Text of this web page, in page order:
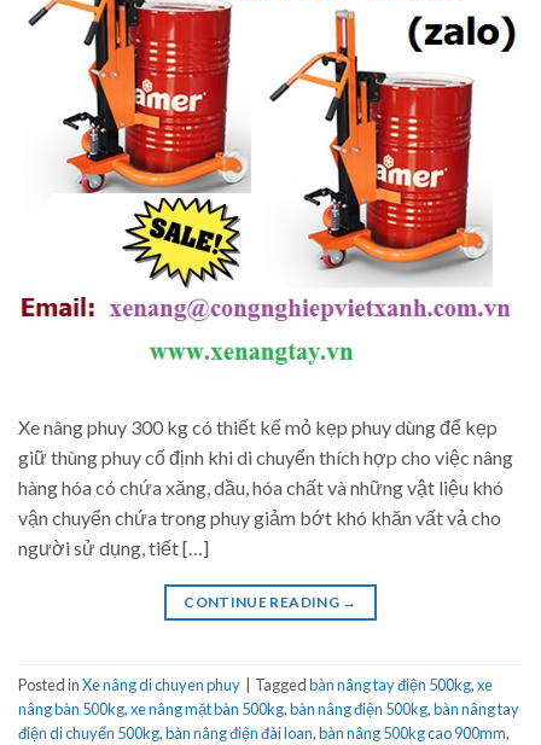
Xe nâng phuy 300 kg có thiết kế mỏ kẹp phuy dùng để kẹp
giữ thùng phuy cố định khi di chuyển thích hợp cho việc nâng
hàng hóa có chứa xăng, dầu, hóa chất và những vật liệu khó
vận chuyển chứa trong phuy giảm bớt khó khăn vất vả cho
người sử dụng, tiết […]
CONTINUE READING →
Posted inXe nâng di chuyen phuy Taggedbàn nâng tay điện 500kg,xe
nâng bàn 500kg,xe nâng mặt bàn 500kg,bàn nâng điện 500kg,bàn nâng tay
điện di chuyển 500kg,bàn nâng điện đài loan,bàn nâng 500kg cao 900mm,